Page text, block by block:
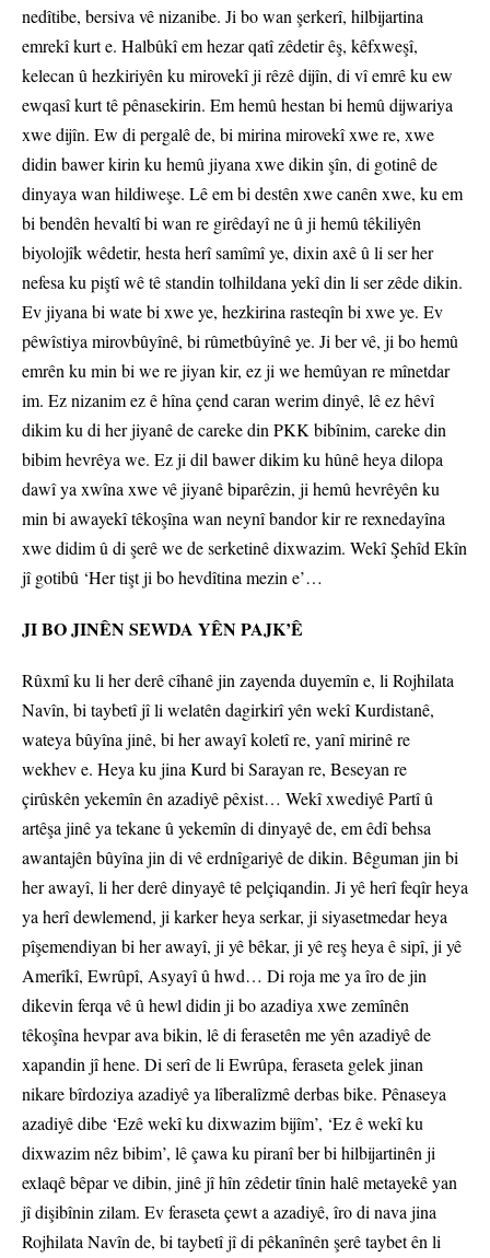
nedîtibe, bersiva vê nizanibe. Ji bo wan şerkerî, hilbijartina
emrekî kurt e. Halbûkî em hezar qatî zêdetir êş, kêfxweşî,
kelecan û hezkiriyên ku mirovekî ji rêzê dijîn, di vî emrê ku ew
ewqasî kurt tê pênasekirin. Em hemû hestan bi hemû dijwariya
xwe dijîn. Ew di pergalê de, bi mirina mirovekî xwe re, xwe
didin bawer kirin ku hemû jiyana xwe dikin şîn, di gotinê de
dinyaya wan hildiweşe. Lê em bi destên xwe canên xwe, ku em
bi bendên hevaltî bi wan re girêdayî ne û ji hemû têkiliyên
biyolojîk wêdetir, hesta herî samîmî ye, dixin axê û li ser her
nefesa ku piştî wê tê standin tolhildana yekî din li ser zêde dikin.
Ev jiyana bi wate bi xwe ye, hezkirina rasteqîn bi xwe ye. Ev
pêwîstiya mirovbûyînê, bi rûmetbûyînê ye. Ji ber vê, ji bo hemû
emrên ku min bi we re jiyan kir, ez ji we hemûyan re mînetdar
im. Ez nizanim ez ê hîna çend caran werim dinyê, lê ez hêvî
dikim ku di her jiyanê de careke din PKK bibînim, careke din
bibim hevrêya we. Ez ji dil bawer dikim ku hûnê heya dilopa
dawî ya xwîna xwe vê jiyanê biparêzin, ji hemû hevrêyên ku
min bi awayekî têkoşîna wan neynî bandor kir re rexnedayîna
xwe didim û di şerê we de serketinê dixwazim. Wekî Şehîd Ekîn
jî gotibû ‘Her tişt ji bo hevdîtina mezin e’…
JI BO JINÊN SEWDA YÊN PAJK’Ê
Rûxmî ku li her derê cîhanê jin zayenda duyemîn e, li Rojhilata
Navîn, bi taybetî jî li welatên dagirkirî yên wekî Kurdistanê,
wateya bûyîna jinê, bi her awayî koletî re, yanî mirinê re
wekhev e. Heya ku jina Kurd bi Sarayan re, Beseyan re
çirûskên yekemîn ên azadiyê pêxist… Wekî xwediyê Partî û
artêşa jinê ya tekane û yekemîn di dinyayê de, em êdî behsa
awantajên bûyîna jin di vê erdnîgariyê de dikin. Bêguman jin bi
her awayî, li her derê dinyayê tê pelçiqandin. Ji yê herî feqîr heya
ya herî dewlemend, ji karker heya serkar, ji siyasetmedar heya
pîşemendiyan bi her awayî, ji yê bêkar, ji yê reş heya ê sipî, ji yê
Amerîkî, Ewrûpî, Asyayî û hwd… Di roja me ya îro de jin
dikevin ferqa vê û hewl didin ji bo azadiya xwe zemînên
têkoşîna hevpar ava bikin, lê di ferasetên me yên azadiyê de
xapandin jî hene. Di serî de li Ewrûpa, feraseta gelek jinan
nikare bîrdoziya azadiyê ya lîberalîzmê derbas bike. Pênaseya
azadiyê dibe ‘Ezê wekî ku dixwazim bijîm’, ‘Ez ê wekî ku
dixwazim nêz bibim’, lê çawa ku piranî ber bi hilbijartinên ji
exlaqê bêpar ve dibin, jinê jî hîn zêdetir tînin halê metayekê yan
jî dişibînin zilam. Ev feraseta çewt a azadiyê, îro di nava jina
Rojhilata Navîn de, bi taybetî jî di pêkanînên şerê taybet ên li